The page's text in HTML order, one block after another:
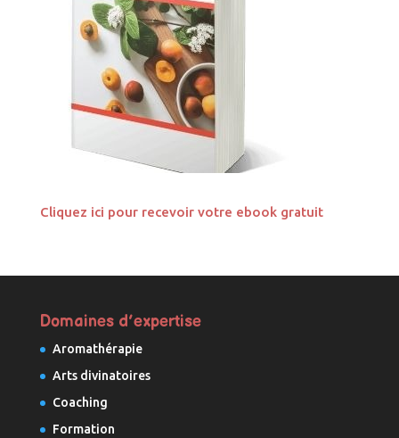
Cliquez ici pour recevoir votre ebook gratuit
Domaines d’expertise
Aromathérapie
Arts divinatoires
Coaching
Formation